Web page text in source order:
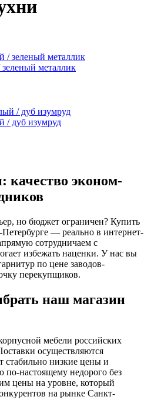
металлик
/ дуб изумруд
качество эконом-
но бюджет ограничен? Купить
— реально в интернет-
сотрудничаем с
избежать наценки. У нас вы
по цене заводов-
перекупщиков.
наш магазин
мебели российских
осуществляются
стабильно низкие цены и
по-настоящему недорого без
цены на уровне, который
на рынке Санкт-